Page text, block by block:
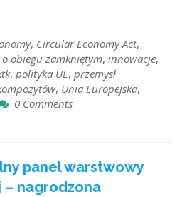
, Circular Economy Act,
obiegu zamkniętym, innowacje,
, polityka UE, przemysł
, Unia Europejska,
0 Comments
panel warstwowy
– nagrodzona